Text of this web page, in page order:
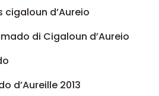
cigaloun d’Aureio
di Cigaloun d’Aureio
d’Aureille 2013